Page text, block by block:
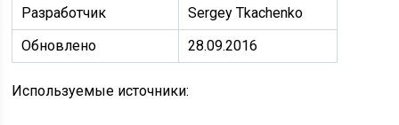
Разработчик
Sergey Tkachenko
Обновлено
28.09.2016
Используемые источники: